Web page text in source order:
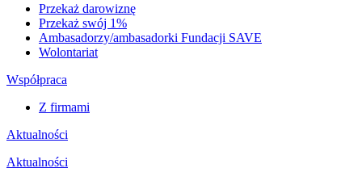
Przekaż darowiznę
Przekaż swój 1%
Ambasadorzy/ambasadorki Fundacji SAVE
Wolontariat
Współpraca
Z firmami
Aktualności
Aktualności